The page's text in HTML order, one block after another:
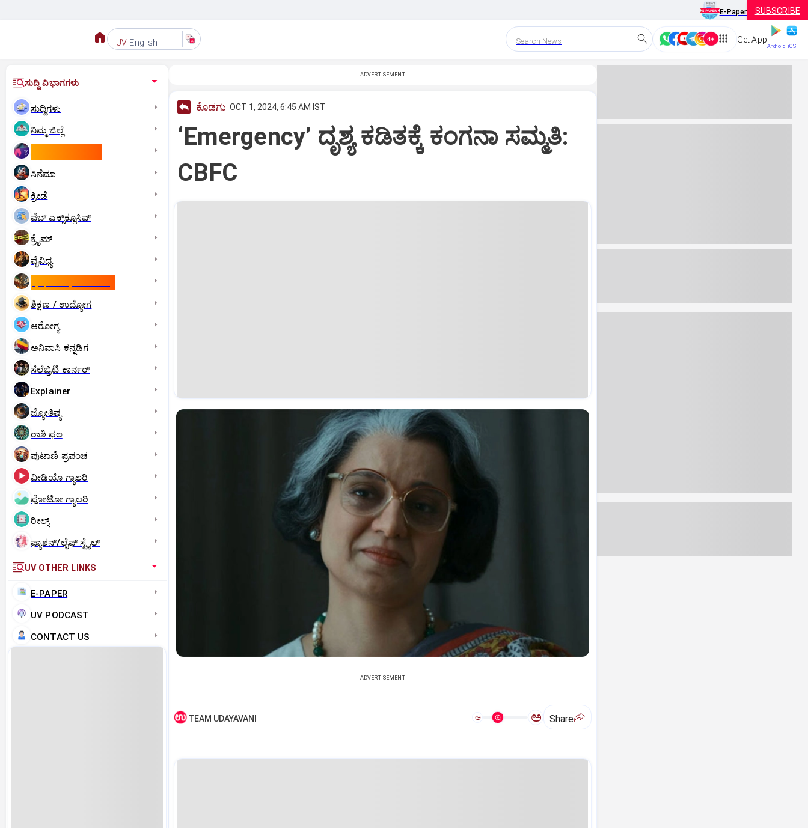
E-Paper SUBSCRIBE
UV English Search News Get App
Android iOS
ಸುದ್ದಿ ವಿಭಾಗಗಳು
ಸುದ್ದಿಗಳು
ನಿಮ್ಮ ಜಿಲ್ಲೆ
ಸಿನೆಮಾ
ಕ್ರೀಡೆ
ವೆಬ್ ಎಕ್ಸ್‌ಕ್ಲೂಸಿವ್
ಕ್ರೈಮ್
ವೈವಿಧ್ಯ
ಶಿಕ್ಷಣ / ಉದ್ಯೋಗ
ಆರೋಗ್ಯ
ಅನಿವಾಸಿ ಕನ್ನಡಿಗ
ಸೆಲೆಬ್ರಿಟಿ ಕಾರ್ನರ್‌
Explainer
ಜ್ಯೋತಿಷ್ಯ
ರಾಶಿ ಫಲ
ಪುಟಾಣಿ ಪ್ರಪಂಚ
ವೀಡಿಯೊ ಗ್ಯಾಲರಿ
ಫೋಟೋ ಗ್ಯಾಲರಿ
ರೀಲ್ಸ್
ಫ್ಯಾಶನ್/ಲೈಫ್‌ ಸ್ಟೈಲ್
UV OTHER LINKS
E-PAPER
UV PODCAST
CONTACT US
ADVERTISEMENT
ಕೊಡಗು OCT 1, 2024, 6:45 AM IST
‘Emergency’ ದೃಶ್ಯ ಕಡಿತಕ್ಕೆ ಕಂಗನಾ ಸಮ್ಮತಿ:
CBFC
ADVERTISEMENT
TEAM UDAYAVANI ಅ ಅ Share